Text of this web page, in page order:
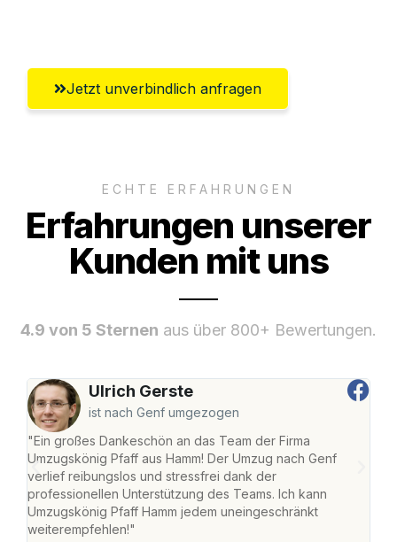
Jetzt unverbindlich anfragen
ECHTE ERFAHRUNGEN
Erfahrungen unserer
Kunden mit uns
4.9 von 5 Sternen aus über 800+ Bewertungen.
Ulrich Gerste
ist nach Genf umgezogen
"Ein großes Dankeschön an das Team der Firma
Umzugskönig Pfaff aus Hamm! Der Umzug nach Genf
verlief reibungslos und stressfrei dank der
professionellen Unterstützung des Teams. Ich kann
Umzugskönig Pfaff Hamm jedem uneingeschränkt
weiterempfehlen!"